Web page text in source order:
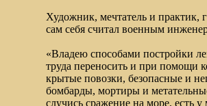
Художник, мечтатель и практик,
сам себя считал военным
«Владею способами постройки
труда переносить и при помощи
крытые повозки, безопасные и
бомбарды, мортиры и
случись сражение на море, есть